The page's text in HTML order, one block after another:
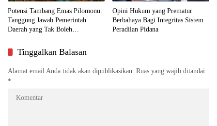
Potensi Tambang Emas Pilomonu:
Tanggung Jawab Pemerintah
Daerah yang Tak Boleh
Opini Hukum yang Prematur
Berbahaya Bagi Integritas Sistem
Peradilan Pidana
Tinggalkan Balasan
Alamat email Anda tidak akan dipublikasikan. Ruas yang wajib ditandai
*